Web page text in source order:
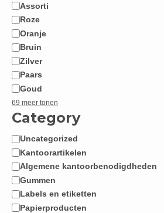
Assorti
Roze
Oranje
Bruin
Zilver
Paars
Goud
69 meer tonen
Category
Categorie
Uncategorized
Kantoorartikelen
Algemene kantoorbenodigdheden
Gummen
Labels en etiketten
Papierproducten